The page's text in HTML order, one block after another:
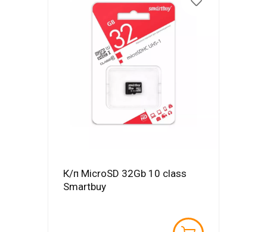
К/п MicroSD 32Gb 10 class
Smartbuy